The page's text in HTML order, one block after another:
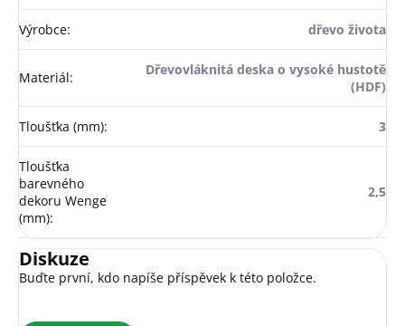
Výrobce: dřevo života
Materiál:
Dřevovláknitá deska o vysoké hustotě
(HDF)
Tloušťka (mm): 3
Tloušťka
barevného
dekoru Wenge
(mm):
2,5
Diskuze
Buďte první, kdo napíše příspěvek k této položce.